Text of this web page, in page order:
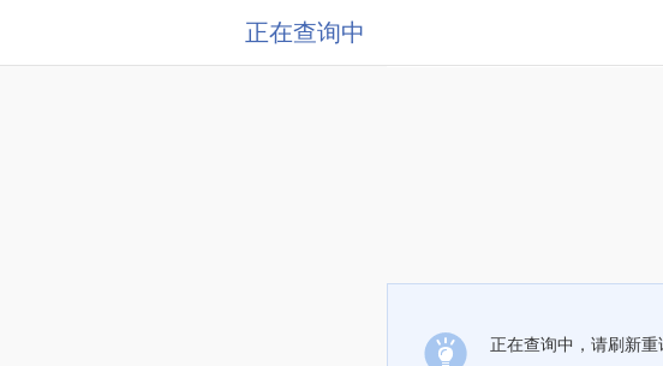
正在查询中
正在查询中，请刷新重